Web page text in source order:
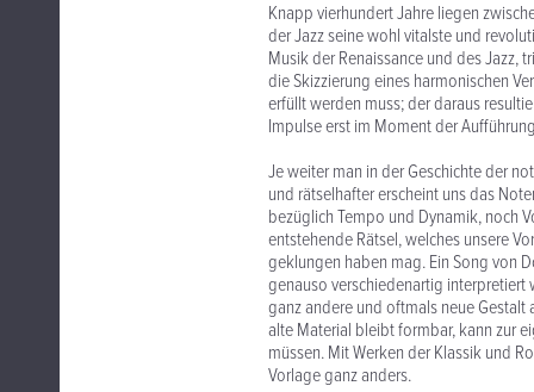
Knapp vierhundert Jahre liegen
der Jazz seine wohl vitalste und
Musik der Renaissance und des Jazz,
die Skizzierung eines harmonischen
erfüllt werden muss; der daraus
Impulse erst im Moment der
Je weiter man in der Geschichte der
und rätselhafter erscheint uns das
bezüglich Tempo und Dynamik, noch
entstehende Rätsel, welches unsere
geklungen haben mag. Ein Song von
genauso verschiedenartig interpretiert
ganz andere und oftmals neue Gestalt
alte Material bleibt formbar, kann zur
müssen. Mit Werken der Klassik und
Vorlage ganz anders.